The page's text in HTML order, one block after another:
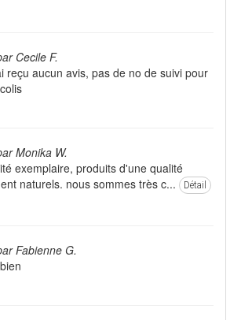
Cecile F.
reçu aucun avis, pas de no de suivi pour
Monika W.
exemplaire, produits d'une qualité
naturels. nous sommes très c...
Détail
Fabienne G.